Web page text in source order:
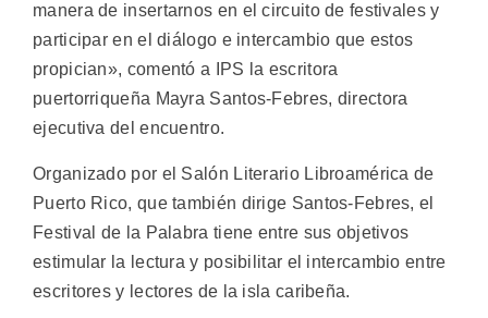
manera de insertarnos en el circuito de festivales y
participar en el diálogo e intercambio que estos
propician», comentó a IPS la escritora
puertorriqueña Mayra Santos-Febres, directora
ejecutiva del encuentro.
Organizado por el Salón Literario Libroamérica de
Puerto Rico, que también dirige Santos-Febres, el
Festival de la Palabra tiene entre sus objetivos
estimular la lectura y posibilitar el intercambio entre
escritores y lectores de la isla caribeña.